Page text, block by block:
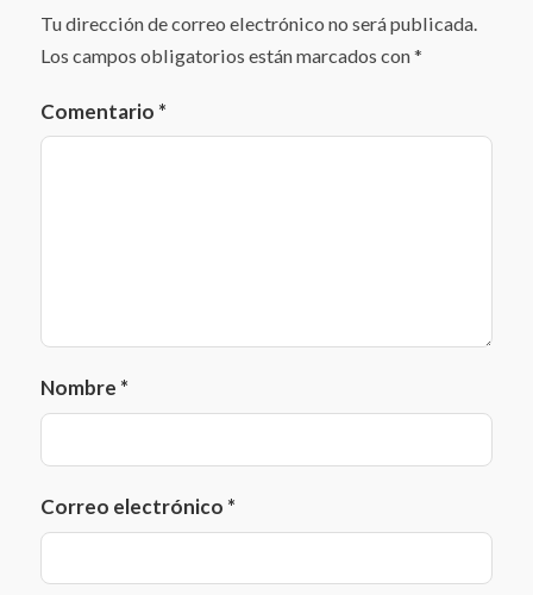
Tu dirección de correo electrónico no será publicada.
Los campos obligatorios están marcados con*
Comentario *
Nombre *
Correo electrónico *